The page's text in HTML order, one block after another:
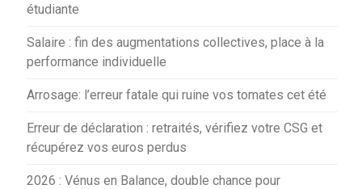
étudiante
Salaire : fin des augmentations collectives, place à la
performance individuelle
Arrosage: l’erreur fatale qui ruine vos tomates cet été
Erreur de déclaration : retraités, vérifiez votre CSG et
récupérez vos euros perdus
2026 : Vénus en Balance, double chance pour